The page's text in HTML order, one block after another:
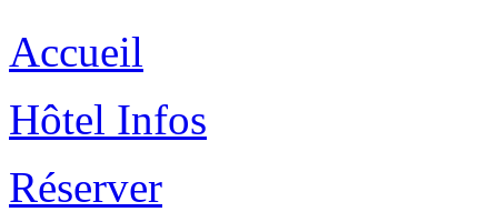
Accueil
Hôtel Infos
Réserver